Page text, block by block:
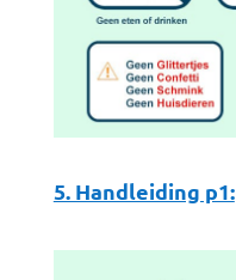
5. Handleiding p1: